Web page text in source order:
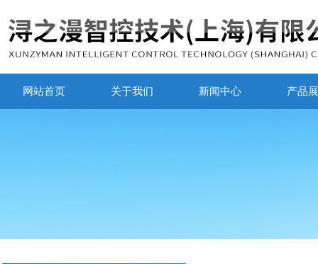
网站首页 关于我们 新闻中心 产品